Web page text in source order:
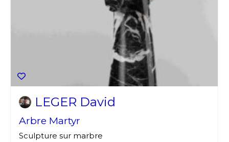
LEGER David
Arbre Martyr
Sculpture sur marbre